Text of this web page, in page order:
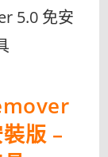
版 –